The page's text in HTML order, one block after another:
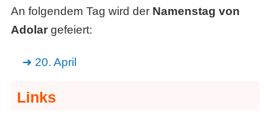
An folgendem Tag wird der Namenstag von
Adolargefeiert:
20. April
Links